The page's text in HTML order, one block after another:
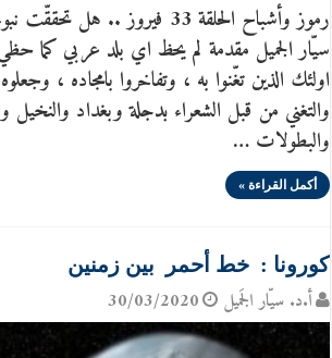
رموز وأشباح الحلقة 33 فيروز ..
سيّار الجميل مقدمة لم يحظ اي بلد عربي كما
اولئك الذين تغّنوا به ، وتفاخروا بامجاده ،
والتغني من قبل الشعراء بدجلة وبغداد والنخيل
والبطولات …
أكمل القراءة »
كورونا : خط أحمر بين زمنين
أ.د. سيّار الجَميل 30/03/2020